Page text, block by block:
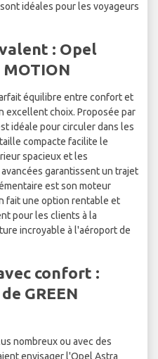
idéales pour les voyageurs
: Opel
MOTION
équilibre entre confort et
excellent choix. Proposée par
idéale pour circuler dans les
compacte facilite le
spacieux et les
garantissent un trajet
est son moteur
fait une option rentable et
pour les clients à la
incroyable à l'aéroport de
confort :
GREEN
nombreux ou avec des
envisager l'Opel Astra